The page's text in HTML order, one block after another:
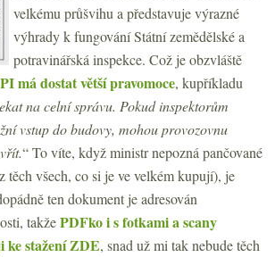
velkému průšvihu a představuje výrazné
výhrady k fungování Státní zemědělské a
potravinářská inspekce. Což je obzvláště
má dostat větší pravomoce, kupříkladu
na celní správu. Pokud inspektorům
vstup do budovy, mohou provozovnu
“ To víte, když ministr nepozná pančované
těch všech, co si je ve velkém kupují), je
ten dokument je adresován
takžePDFko i s fotkami a scany
stažení ZDE, snad už mi tak nebude těch